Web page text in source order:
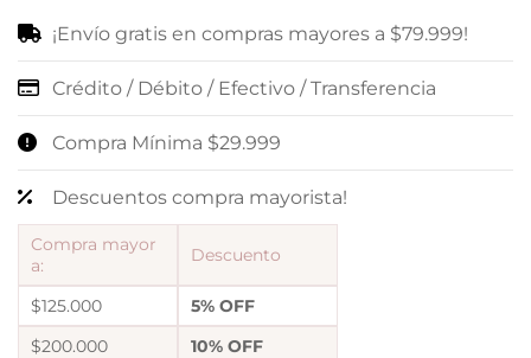
¡Envío gratis en compras mayores a $79.999!
Crédito / Débito / Efectivo / Transferencia
Compra Mínima $29.999
Descuentos compra mayorista!
Compra mayor
a:
Descuento
$125.000
5% OFF
$200.000
10% OFF